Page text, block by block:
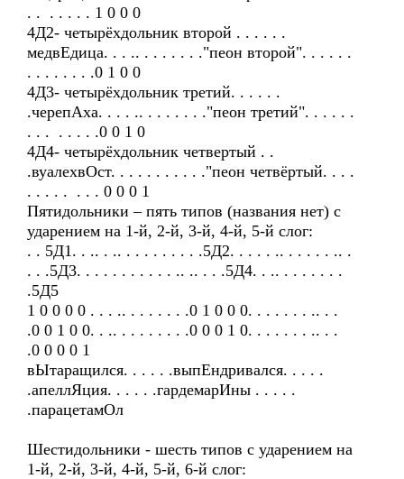
. . . . . . . 1 0 0 0
4Д2- четырёхдольник второй . . . . . .
медвЕдица. . . .. . . . . . . ."пеон второй". . . . . .
. . . . . . . .0 1 0 0
4Д3- четырёхдольник третий. . . . . .
.черепАха. . . . .. . . . . . . ."пеон третий". . . . . .
. . . . . . . .0 0 1 0
4Д4- четырёхдольник четвертый . .
.вуалехвОст. . . . . . . . . . ."пеон четвёртый. . . .
. . . . . . . . 0 0 0 1
Пятидольники – пять типов (названия нет) с
ударением на 1-й, 2-й, 3-й, 4-й, 5-й слог:
. . 5Д1. . .. . .. . . . . . . . . .5Д2. . . . . .. . . . . . .. .
. . .5Д3. . . . . . . . . . . .. .. . . .5Д4. . .. . . . . . . .
.5Д5
1 0 0 0 0 . . . .. . . . . . . .0 1 0 0 0. . . . . . . .. . .
.0 0 1 0 0. . .. . . . . . . . .0 0 0 1 0. . . . . . . .. . .
.0 0 0 0 1
вЫтаращился. . . . . .выпЕндривался. . . . .
.апеллЯция. . . . . .гардемарИны . . . . .
.парацетамОл
Шестидольники - шесть типов с ударением на
1-й, 2-й, 3-й, 4-й, 5-й, 6-й слог: